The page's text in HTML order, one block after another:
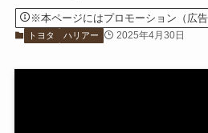
※本ページにはプロモーション（広
トヨタ ハリアー 2025年4月30日